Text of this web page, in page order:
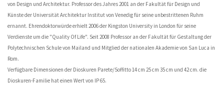
von Design und Architektur. Professor des Jahres 2001 an der Fakultät für Design und
Künste der Universität Architektur Institut von Venedig für seine unbestrittenen Ruhm
ernannt. Ehrendoktorwürde erhielt 2006 der Kingston University in London für seine
Verdienste um die "Quality Of Life". Seit 2008 Professor an der Fakultät für Gestaltung der
Polytechnischen Schule von Mailand und Mitglied der nationalen Akademie von San Luca in
Rom.
Verfügbare Dimensionen der Dioskuren Parete/Soffitto 14 cm 25 cm 35 cm und 42 cm. die
Dioskuren-Familie hat einen Wert von IP 65.